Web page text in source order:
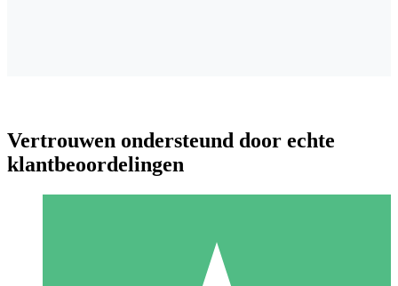
Vertrouwen ondersteund door echte
klantbeoordelingen